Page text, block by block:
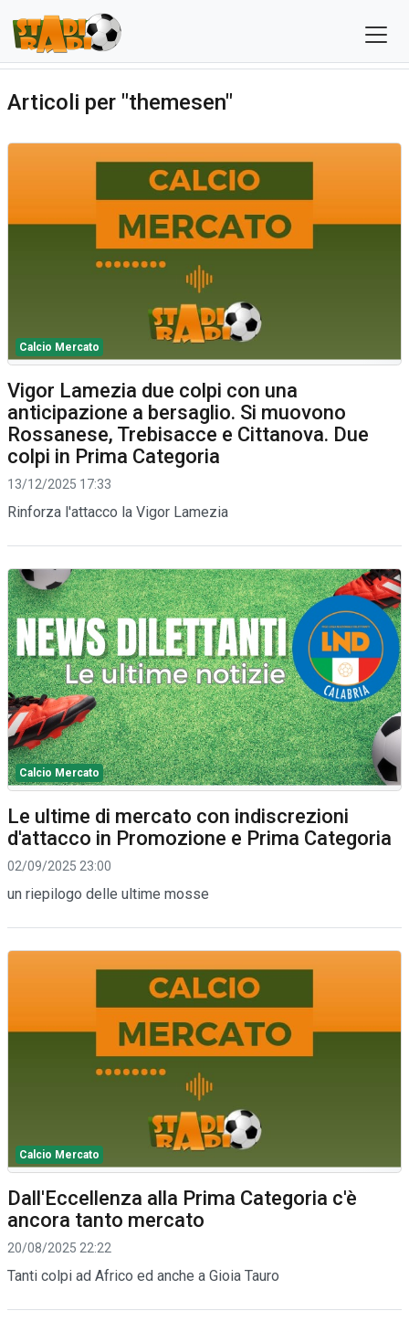
Articoli per "themesen"
Calcio Mercato
Vigor Lamezia due colpi con una
anticipazione a bersaglio. Si muovono
Rossanese, Trebisacce e Cittanova. Due
colpi in Prima Categoria
13/12/2025 17:33
Rinforza l'attacco la Vigor Lamezia
Calcio Mercato
Le ultime di mercato con indiscrezioni
d'attacco in Promozione e Prima Categoria
02/09/2025 23:00
un riepilogo delle ultime mosse
Calcio Mercato
Dall'Eccellenza alla Prima Categoria c'è
ancora tanto mercato
20/08/2025 22:22
Tanti colpi ad Africo ed anche a Gioia Tauro